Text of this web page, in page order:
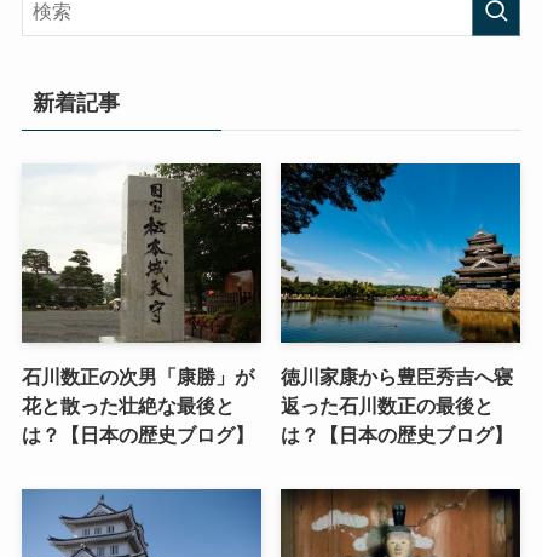
新着記事
石川数正の次男「康勝」が
花と散った壮絶な最後と
は？【日本の歴史ブログ】
徳川家康から豊臣秀吉へ寝
返った石川数正の最後と
は？【日本の歴史ブログ】